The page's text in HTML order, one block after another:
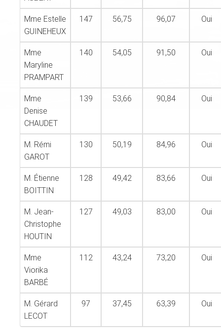
Mme Estelle
GUINEHEUX
147 56,75 96,07 Oui
Mme
Maryline
PRAMPART
140 54,05 91,50 Oui
Mme
Denise
CHAUDET
139 53,66 90,84 Oui
M. Rémi
GAROT
130 50,19 84,96 Oui
M. Étienne
BOITTIN
128 49,42 83,66 Oui
M. Jean-
Christophe
HOUTIN
127 49,03 83,00 Oui
Mme
Viorika
BARBÉ
112 43,24 73,20 Oui
M. Gérard
LECOT
97 37,45 63,39 Oui